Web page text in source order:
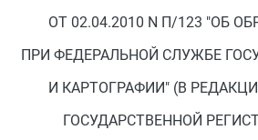
ОТ 02.04.2010 N П/123 "ОБ
ПРИ ФЕДЕРАЛЬНОЙ СЛУЖБЕ
И КАРТОГРАФИИ" (В
ГОСУДАРСТВЕННОЙ